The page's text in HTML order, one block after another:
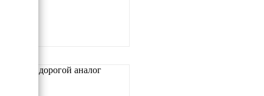
Самый дорогой аналог